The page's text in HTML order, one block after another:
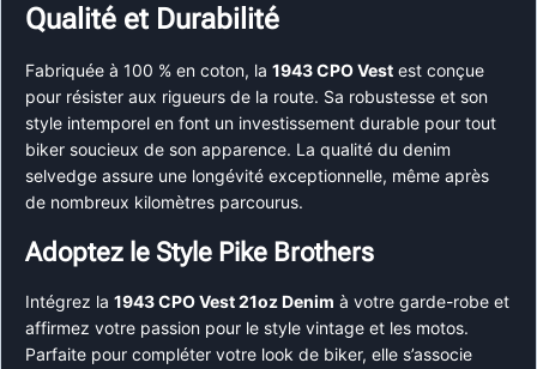
Qualité et Durabilité
Fabriquée à 100 % en coton, la 1943 CPO Vest est conçue
pour résister aux rigueurs de la route. Sa robustesse et son
style intemporel en font un investissement durable pour tout
biker soucieux de son apparence. La qualité du denim
selvedge assure une longévité exceptionnelle, même après
de nombreux kilomètres parcourus.
Adoptez le Style Pike Brothers
Intégrez la 1943 CPO Vest 21oz Denim à votre garde-robe et
affirmez votre passion pour le style vintage et les motos.
Parfaite pour compléter votre look de biker, elle s’associe